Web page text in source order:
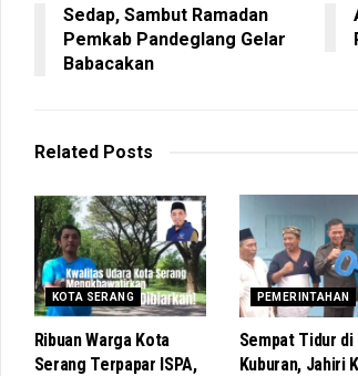
Sedap, Sambut Ramadan
Pemkab Pandeglang Gelar
Babacakan
RelatedPosts
KOTA SERANG
Ribuan Warga Kota
Serang Terpapar ISPA,
PEMERINTAHAN
Sempat Tidur di
Kuburan, Jahiri